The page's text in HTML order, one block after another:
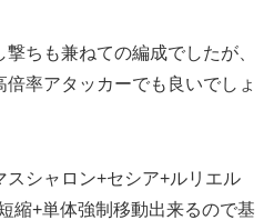
ちも兼ねての編成でしたが、
率アタッカーでも良いでしょ
シャロン+セシア+ルリエル
縮+単体強制移動出来るので基